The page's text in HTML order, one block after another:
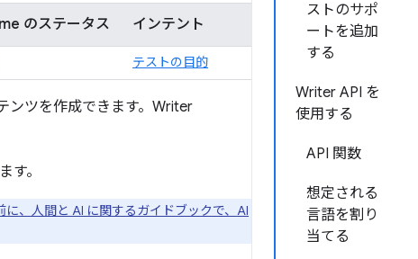
ストのサポ
ートを追加
する
Writer API を
使用する
API 関数
想定される
言語を割り
当てる
のステータス インテント
テストの目的
ンツを作成できます。Writer
す。
、人間と AI に関するガイドブックで、AI